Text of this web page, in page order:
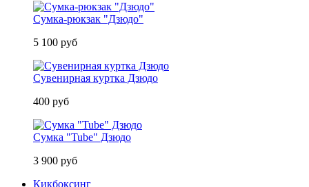
Сумка-рюкзак "Дзюдо"
5 100 руб
Сувенирная куртка Дзюдо
400 руб
Сумка "Tube" Дзюдо
3 900 руб
Кикбоксинг